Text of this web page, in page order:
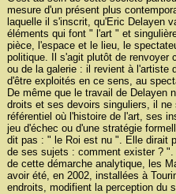
mesure d'un présent plus
laquelle il s'inscrit, qu'Eric Delayen
éléments qui font " l'art " et
pièce, l'espace et le lieu, le
politique. Il s'agit plutôt de renvoyer
ou de la galerie : il revient à l'artiste
d'être exploités en ce sens, au
De même que le travail de Delayen
droits et ses devoirs singuliers, il
référentiel où l'histoire de l'art, ses
jeu d'échec ou d'une stratégie
dit pas : " le Roi est nu ". Elle dirait
de ses sujets : comment exister ?
de cette démarche analytique, les
avoir été, en 2002, installées à
endroits, modifient la perception du